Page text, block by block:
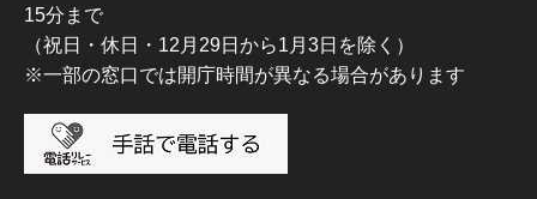
15分まで
（祝日・休日・12月29日から1月3日を除く）
※一部の窓口では開庁時間が異なる場合があります